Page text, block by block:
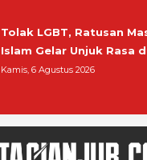
Tolak LGBT, Ratusan
Islam Gelar Unjuk Rasa
Cianjur
Kamis, 6 Agustus 2026